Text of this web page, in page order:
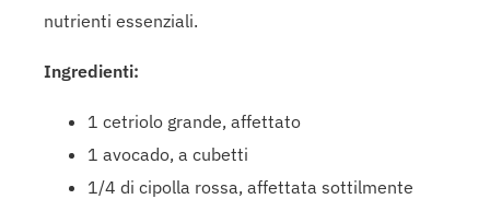
nutrienti essenziali.
Ingredienti:
1 cetriolo grande, affettato
1 avocado, a cubetti
1/4 di cipolla rossa, affettata sottilmente